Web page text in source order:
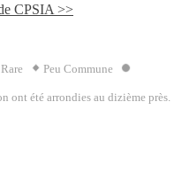
CPSIA >>
Rare
Peu Commune
ont été arrondies au dizième près.